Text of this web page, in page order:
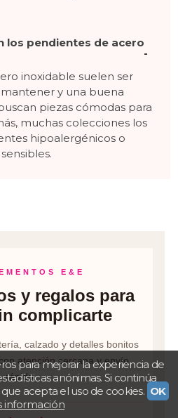
los pendientes de acero
inoxidable suelen ser
y una buena
piezas cómodas para
muchas colecciones los
hipoalergénicos o
E&E
y regalos para
complicarte
calzado y detalles bonitos
atención cercana y envío
rápido.
para mejorar la experiencia de
anónimas. Si continúa
acepta el uso de cookies. OK
información